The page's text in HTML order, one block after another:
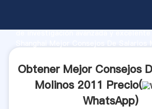
de investigación avanzada y
clientes.
Obtener Mejor Consejos
Molinos 2011 Precio(
WhatsApp)